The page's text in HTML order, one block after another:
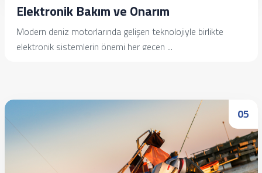
Elektronik Bakım ve Onarım
Modern deniz motorlarında gelişen teknolojiyle birlikte
elektronik sistemlerin önemi her geçen ...